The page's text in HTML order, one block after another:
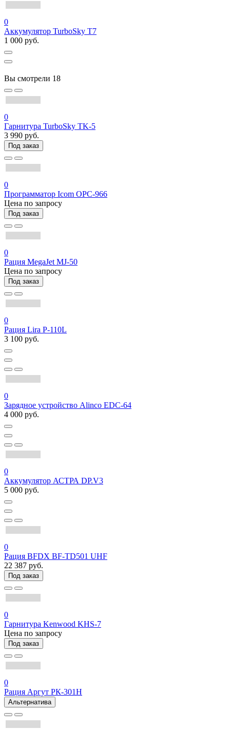
0
Аккумулятор TurboSky T7
1 000 руб.
Вы смотрели 18
0
Гарнитура TurboSky TK-5
3 990 руб.
Под заказ
0
Программатор Icom OPC-966
Цена по запросу
Под заказ
0
Рация MegaJet MJ-50
Цена по запросу
Под заказ
0
Рация Lira P-110L
3 100 руб.
0
Зарядное устройство Alinco EDC-64
4 000 руб.
0
Аккумулятор АСТРА DP.V3
5 000 руб.
0
Рация BFDX BF-TD501 UHF
22 387 руб.
Под заказ
0
Гарнитура Kenwood KHS-7
Цена по запросу
Под заказ
0
Рация Аргут РК-301Н
Альтернатива